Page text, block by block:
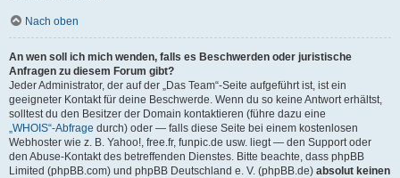
Nach oben
An wen soll ich mich wenden, falls es Beschwerden oder juristische
Anfragen zu diesem Forum gibt?
Jeder Administrator, der auf der „Das Team“-Seite aufgeführt ist, ist ein
geeigneter Kontakt für deine Beschwerde. Wenn du so keine Antwort erhältst,
solltest du den Besitzer der Domain kontaktieren (führe dazu eine
„WHOIS“-Abfrage durch) oder — falls diese Seite bei einem kostenlosen
Webhoster wie z. B. Yahoo!, free.fr, funpic.de usw. liegt — den Support oder
den Abuse-Kontakt des betreffenden Dienstes. Bitte beachte, dass phpBB
Limited (phpBB.com) und phpBB Deutschland e. V. (phpBB.de) absolut keinen